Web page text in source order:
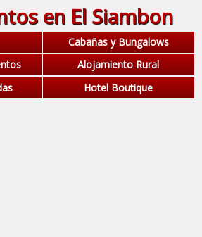
en El Siambon
Cabañas y Bungalows
Alojamiento Rural
Hotel Boutique